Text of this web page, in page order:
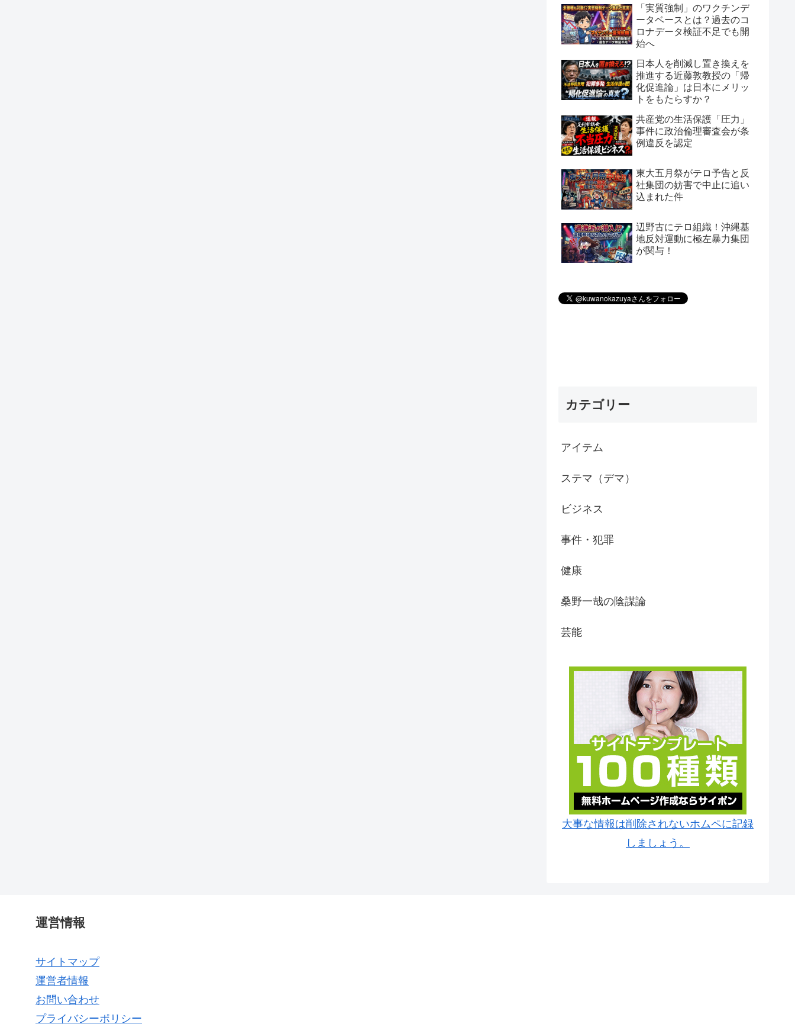
「実質強制」のワクチンデ
ータベースとは？過去のコ
ロナデータ検証不足でも開
始へ
日本人を削減し置き換えを
推進する近藤敦教授の「帰
化促進論」は日本にメリッ
トをもたらすか？
共産党の生活保護「圧力」
事件に政治倫理審査会が条
例違反を認定
東大五月祭がテロ予告と反
社集団の妨害で中止に追い
込まれた件
辺野古にテロ組織！沖縄基
地反対運動に極左暴力集団
が関与！
カテゴリー
アイテム
ステマ（デマ）
ビジネス
事件・犯罪
健康
桑野一哉の陰謀論
芸能
大事な情報は削除されないホムペに記録
しましょう。
運営情報
サイトマップ
運営者情報
お問い合わせ
プライバシーポリシー